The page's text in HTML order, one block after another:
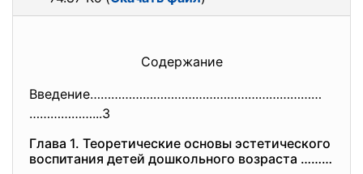
Содержание
Введение…………………………………………………………
………………...3
Глава 1. Теоретические основы эстетического
воспитания детей дошкольного возраста ………